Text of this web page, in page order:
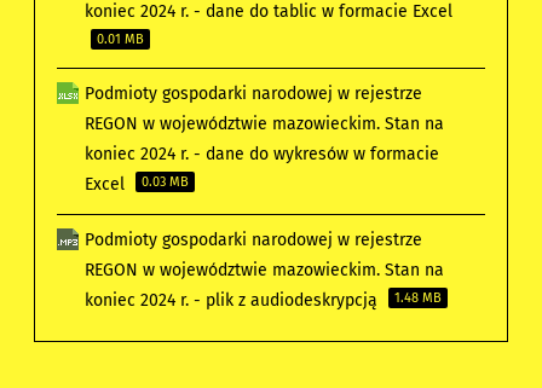
koniec 2024 r. - dane do tablic w formacie Excel
0.01 MB
Podmioty gospodarki narodowej w rejestrze
REGON w województwie mazowieckim. Stan na
koniec 2024 r. - dane do wykresów w formacie
Excel
0.03 MB
Podmioty gospodarki narodowej w rejestrze
REGON w województwie mazowieckim. Stan na
koniec 2024 r. - plik z audiodeskrypcją
1.48 MB